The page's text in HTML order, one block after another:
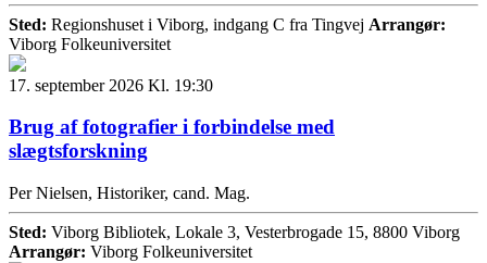
Sted: Regionshuset i Viborg, indgang C fra Tingvej Arrangør:
Viborg Folkeuniversitet
17. september 2026 Kl. 19:30
Brug af fotografier i forbindelse med
slægtsforskning
Per Nielsen, Historiker, cand. Mag.
Sted: Viborg Bibliotek, Lokale 3, Vesterbrogade 15, 8800 Viborg
Arrangør: Viborg Folkeuniversitet